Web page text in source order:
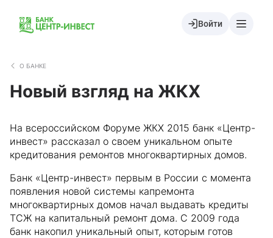
Войти
О БАНКЕ
Новый взгляд на ЖКХ
На всероссийском Форуме ЖКХ 2015 банк «Центр-
инвест» рассказал о своем уникальном опыте
кредитования ремонтов многоквартирных домов.
Банк «Центр-инвест» первым в России с момента
появления новой системы капремонта
многоквартирных домов начал выдавать кредиты
ТСЖ на капитальный ремонт дома. С 2009 года
банк накопил уникальный опыт, которым готов